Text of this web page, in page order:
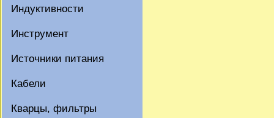
Индуктивности
Инструмент
Источники питания
Кабели
Кварцы, фильтры